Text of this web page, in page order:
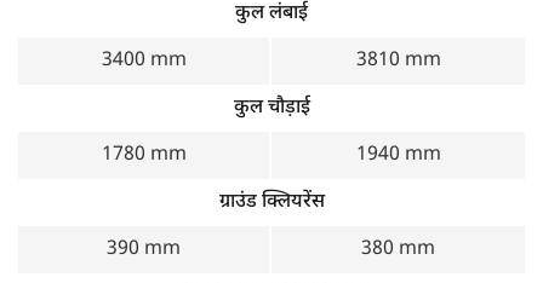
कुल लंबाई
3400 mm
3810 mm
कुल चौड़ाई
1780 mm
1940 mm
ग्राउंड क्लियरेंस
390 mm
380 mm